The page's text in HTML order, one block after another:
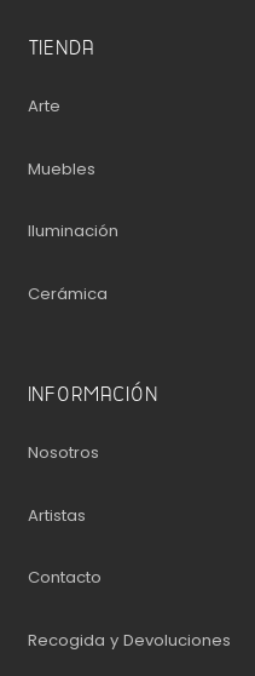
TIENDA
Arte
Muebles
Iluminación
Cerámica
INFORMACIÓN
Nosotros
Artistas
Contacto
Recogida y Devoluciones